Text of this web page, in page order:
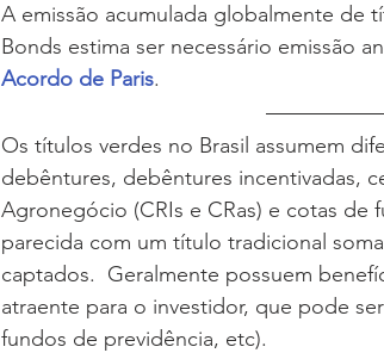
A emissão acumulada globalmente de
Bonds estima ser necessário emissão
Acordo de Paris.
Os títulos verdes no Brasil assumem
debêntures, debêntures incentivadas,
Agronegócio (CRIs e CRas) e cotas de
parecida com um título tradicional
captados.  Geralmente possuem
atraente para o investidor, que pode
fundos de previdência, etc).